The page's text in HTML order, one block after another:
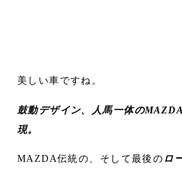
美しい車ですね。
鼓動デザイン、人馬一体の
現。
MAZDA伝統の、そして最後の ロ